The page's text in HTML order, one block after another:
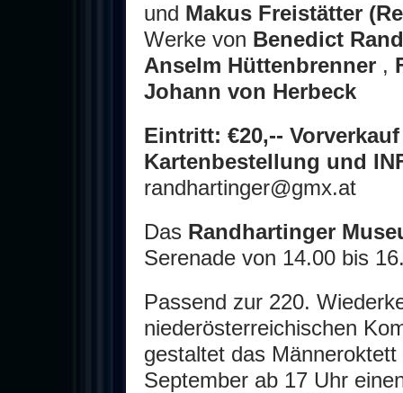
und Makus Freistätter
Werke von Benedict
Anselm Hüttenbrenner ,
Johann von Herbeck
Eintritt: €20,--
Kartenbestellung und
randhartinger@gmx.at
Das Randhartinger
Serenade von 14.00 bis
Passend zur 220.
niederösterreichischen
gestaltet das
September ab 17 Uhr